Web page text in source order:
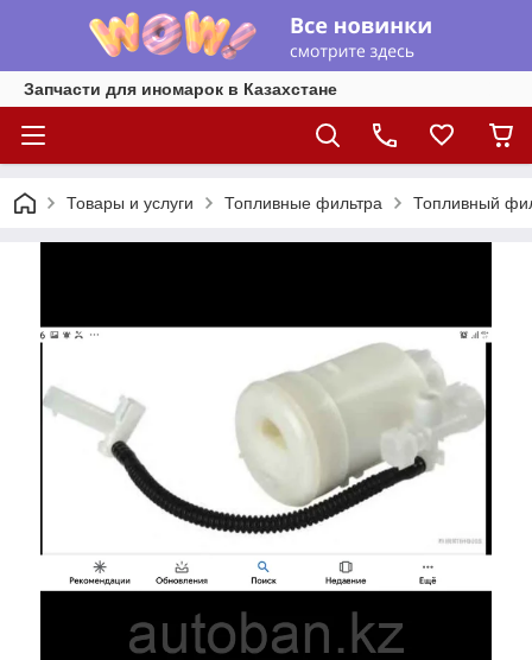
Запчасти для иномарок в Казахстане
Товары и услуги Топливные фильтра Топливный